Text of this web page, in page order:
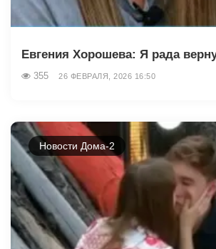
Евгения Хорошева: Я рада
355 26 ФЕВРАЛЯ, 2026 16:50
Новости Дома-2